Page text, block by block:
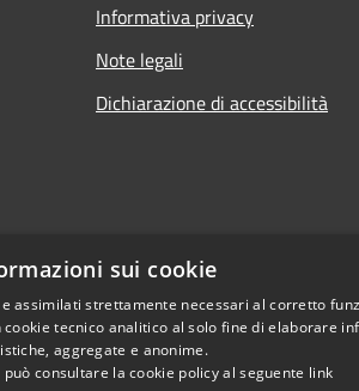
Informativa privacy
Note legali
Dichiarazione di accessibilità
sui cookie
assimilati strettamente necessari al corretto
tecnico analitico al solo fine di elaborare
aggregate e anonime.
consultare la cookie policy al seguente link